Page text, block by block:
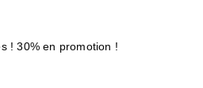
! 30% en promotion !